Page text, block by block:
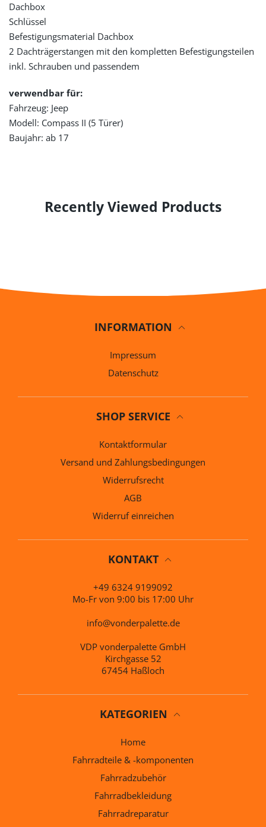
Dachbox
Schlüssel
Befestigungsmaterial Dachbox
2 Dachträgerstangen mit den kompletten Befestigungsteilen
inkl. Schrauben und passendem
verwendbar für:
Fahrzeug: Jeep
Modell: Compass II (5 Türer)
Baujahr: ab 17
Recently Viewed Products
INFORMATION
Impressum
Datenschutz
SHOP SERVICE
Kontaktformular
Versand und Zahlungsbedingungen
Widerrufsrecht
AGB
Widerruf einreichen
KONTAKT
+49 6324 9199092
Mo-Fr von 9:00 bis 17:00 Uhr
info@vonderpalette.de
VDP vonderpalette GmbH
Kirchgasse 52
67454 Haßloch
KATEGORIEN
Home
Fahrradteile & -komponenten
Fahrradzubehör
Fahrradbekleidung
Fahrradreparatur